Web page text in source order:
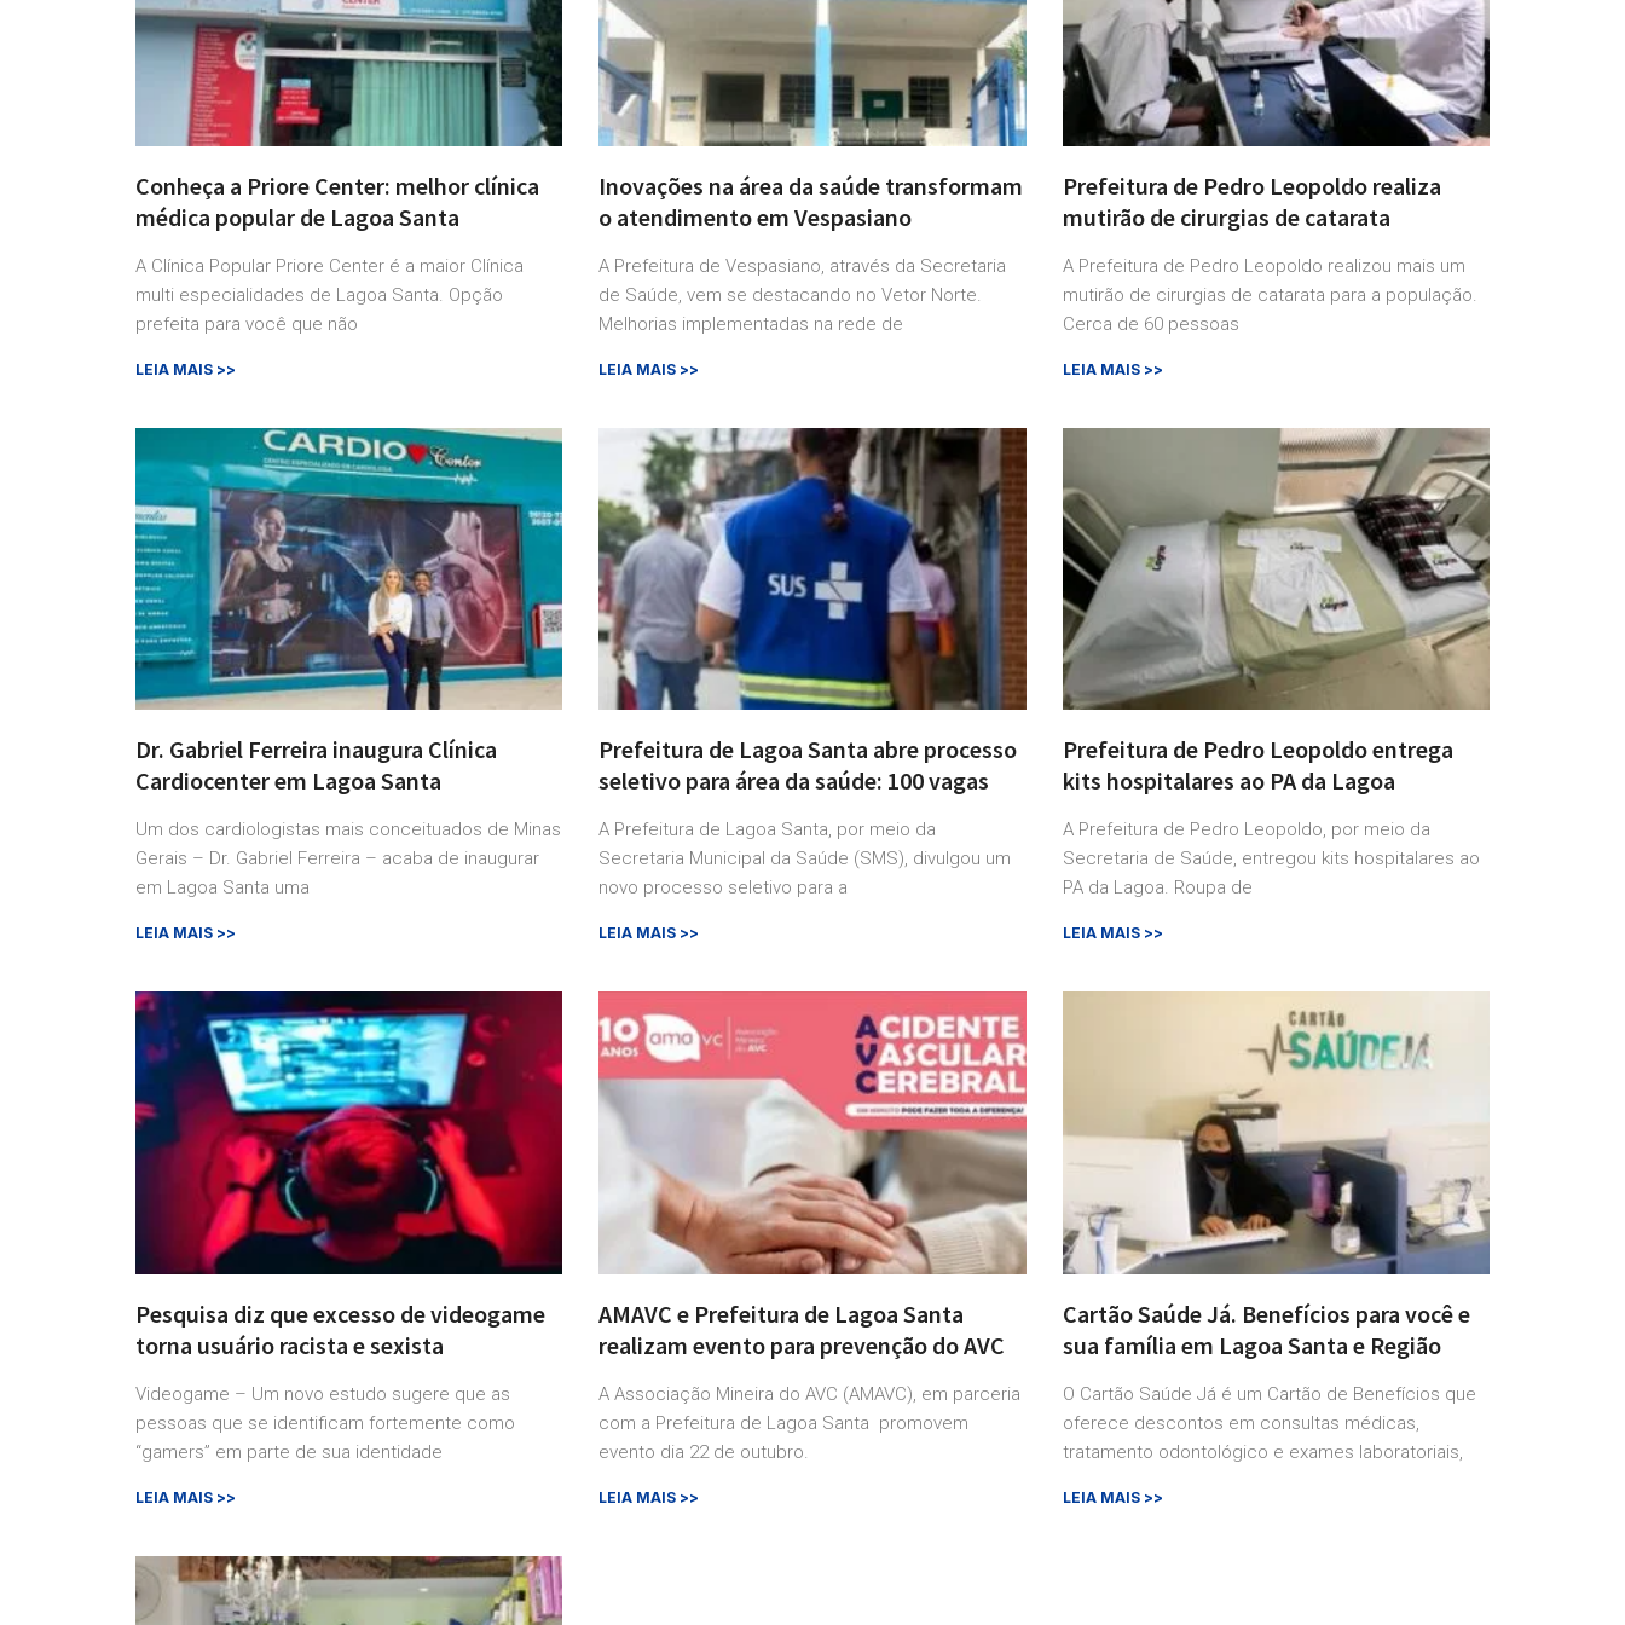
Conheça a Priore Center: melhor clínica
médica popular de Lagoa Santa
A Clínica Popular Priore Center é a maior Clínica
multi especialidades de Lagoa Santa. Opção
prefeita para você que não
LEIA MAIS >>
Inovações na área da saúde transformam
o atendimento em Vespasiano
A Prefeitura de Vespasiano, através da Secretaria
de Saúde, vem se destacando no Vetor Norte.
Melhorias implementadas na rede de
LEIA MAIS >>
Prefeitura de Pedro Leopoldo realiza
mutirão de cirurgias de catarata
A Prefeitura de Pedro Leopoldo realizou mais um
mutirão de cirurgias de catarata para a população.
Cerca de 60 pessoas
LEIA MAIS >>
Dr. Gabriel Ferreira inaugura Clínica
Cardiocenter em Lagoa Santa
Um dos cardiologistas mais conceituados de Minas
Gerais – Dr. Gabriel Ferreira – acaba de inaugurar
em Lagoa Santa uma
LEIA MAIS >>
Prefeitura de Lagoa Santa abre processo
seletivo para área da saúde: 100 vagas
A Prefeitura de Lagoa Santa, por meio da
Secretaria Municipal da Saúde (SMS), divulgou um
novo processo seletivo para a
LEIA MAIS >>
Prefeitura de Pedro Leopoldo entrega
kits hospitalares ao PA da Lagoa
A Prefeitura de Pedro Leopoldo, por meio da
Secretaria de Saúde, entregou kits hospitalares ao
PA da Lagoa. Roupa de
LEIA MAIS >>
Pesquisa diz que excesso de videogame
torna usuário racista e sexista
Videogame – Um novo estudo sugere que as
pessoas que se identificam fortemente como
“gamers” em parte de sua identidade
LEIA MAIS >>
AMAVC e Prefeitura de Lagoa Santa
realizam evento para prevenção do AVC
A Associação Mineira do AVC (AMAVC), em parceria
com a Prefeitura de Lagoa Santa promovem
evento dia 22 de outubro.
LEIA MAIS >>
Cartão Saúde Já. Benefícios para você e
sua família em Lagoa Santa e Região
O Cartão Saúde Já é um Cartão de Benefícios que
oferece descontos em consultas médicas,
tratamento odontológico e exames laboratoriais,
LEIA MAIS >>